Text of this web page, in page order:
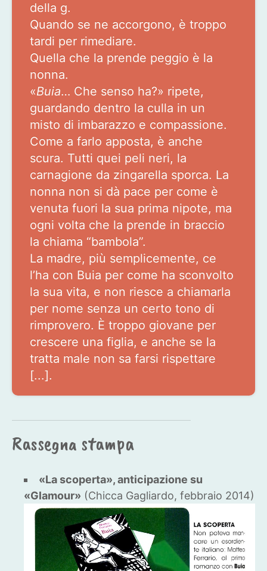
della g.
Quando se ne accorgono, è troppo
tardi per rimediare.
Quella che la prende peggio è la
nonna.
«Buia… Che senso ha?» ripete,
guardando dentro la culla in un
misto di imbarazzo e compassione.
Come a farlo apposta, è anche
scura. Tutti quei peli neri, la
carnagione da zingarella sporca. La
nonna non si dà pace per come è
venuta fuori la sua prima nipote, ma
ogni volta che la prende in braccio
la chiama “bambola”.
La madre, più semplicemente, ce
l’ha con Buia per come ha sconvolto
la sua vita, e non riesce a chiamarla
per nome senza un certo tono di
rimprovero. È troppo giovane per
crescere una figlia, e anche se la
tratta male non sa farsi rispettare
[...].
Rassegna stampa
«La scoperta», anticipazione su
«Glamour» (Chicca Gagliardo, febbraio 2014)